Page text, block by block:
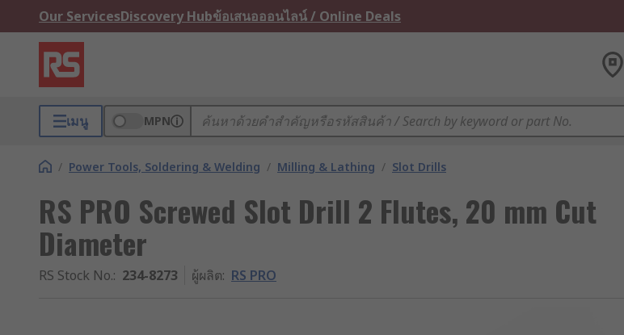
Our ServicesDiscovery Hubข้อเสนอออนไลน์ / Online Deals
เมนู MPN
/ Power Tools, Soldering & Welding / Milling & Lathing / Slot Drills
RS PRO Screwed Slot Drill 2 Flutes, 20 mm Cut
Diameter
RS Stock No.: 234-8273 ผู้ผลิต: RS PRO